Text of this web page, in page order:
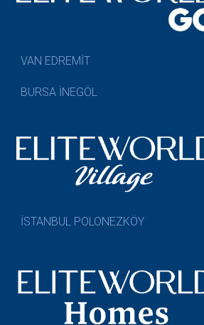
VAN EDREMİT
BURSA İNEGÖL
İSTANBUL POLONEZKÖY